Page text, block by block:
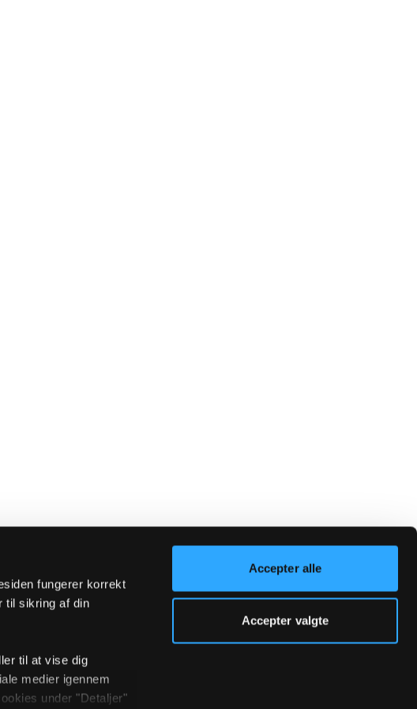
fungerer korrekt
til sikring af din
til at vise dig
medier igennem
under "Detaljer"
Accepter alle
Accepter valgte